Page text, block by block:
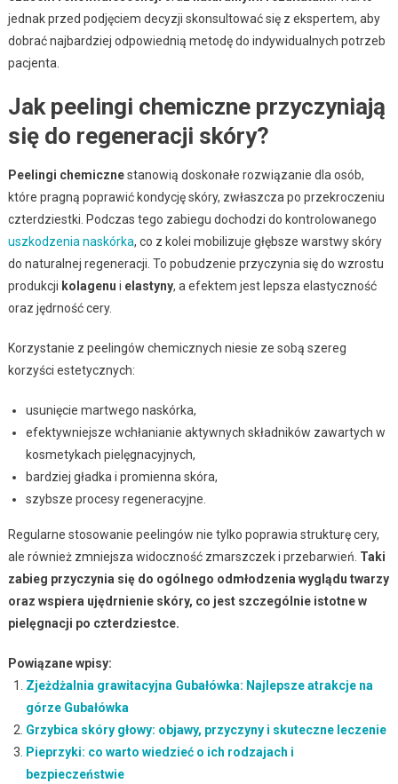
jednak przed podjęciem decyzji skonsultować się z ekspertem, aby
dobrać najbardziej odpowiednią metodę do indywidualnych potrzeb
pacjenta.
Jak peelingi chemiczne przyczyniają
się do regeneracji skóry?
Peelingi chemicznestanowią doskonałe rozwiązanie dla osób,
które pragną poprawić kondycję skóry, zwłaszcza po przekroczeniu
czterdziestki. Podczas tego zabiegu dochodzi do kontrolowanego
uszkodzenia naskórka, co z kolei mobilizuje głębsze warstwy skóry
do naturalnej regeneracji. To pobudzenie przyczynia się do wzrostu
produkcji kolagenu i elastyny, a efektem jest lepsza elastyczność
oraz jędrność cery.
Korzystanie z peelingów chemicznych niesie ze sobą szereg
korzyści estetycznych:
usunięcie martwego naskórka,
efektywniejsze wchłanianie aktywnych składników zawartych w
kosmetykach pielęgnacyjnych,
bardziej gładka i promienna skóra,
szybsze procesy regeneracyjne.
Regularne stosowanie peelingów nie tylko poprawia strukturę cery,
ale również zmniejsza widoczność zmarszczek i przebarwień. Taki
zabieg przyczynia się do ogólnego odmłodzenia wyglądu twarzy
oraz wspiera ujędrnienie skóry, co jest szczególnie istotne w
pielęgnacji po czterdziestce.
Powiązane wpisy:
Zjeżdżalnia grawitacyjna Gubałówka: Najlepsze atrakcje na
górze Gubałówka
Grzybica skóry głowy: objawy, przyczyny i skuteczne leczenie
Pieprzyki: co warto wiedzieć o ich rodzajach i
bezpieczeństwie